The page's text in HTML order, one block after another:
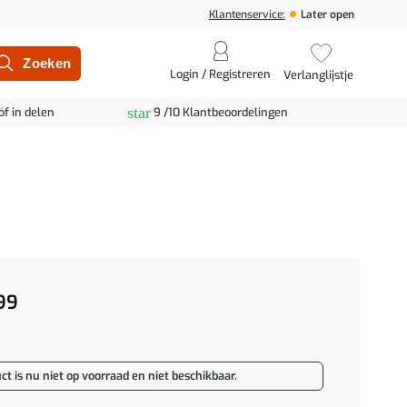
Klantenservice: Later open
Login / Registreren Verlanglijstje
in delen star9 /10 Klantbeoordelingen
is nu niet op voorraad en niet beschikbaar.